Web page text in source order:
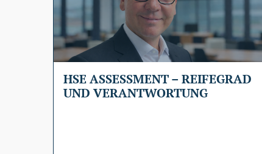
HSE ASSESSMENT – REIFEGRAD
UND VERANTWORTUNG